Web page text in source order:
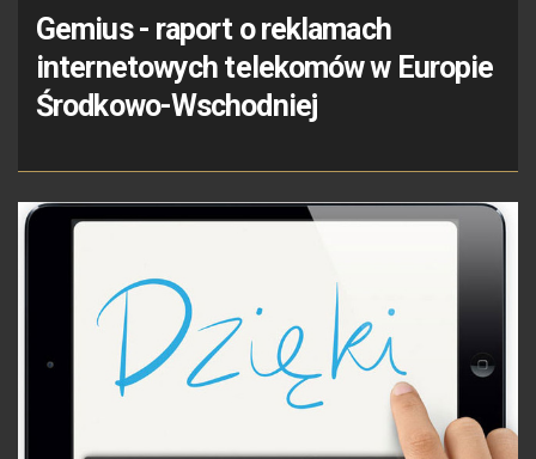
Gemius - raport o reklamach
internetowych telekomów w Europie
Środkowo-Wschodniej